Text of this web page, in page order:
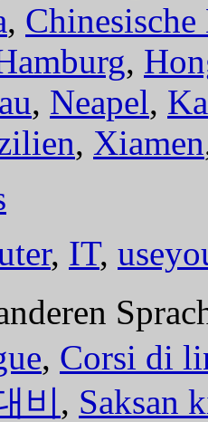
, Chinesische
,
, Neapel,
, Xiamen
, IT,
, Corsi di
비, Saksan